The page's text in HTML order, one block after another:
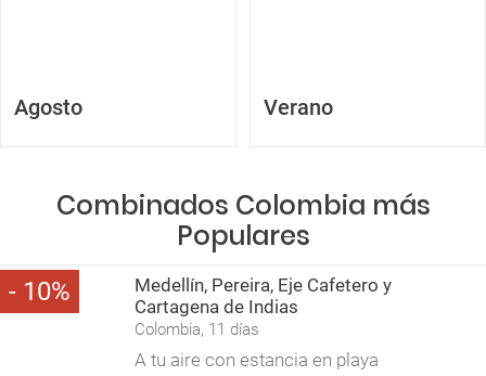
Agosto Verano
Combinados Colombia más
Populares
10
Medellín, Pereira, Eje Cafetero y
Cartagena de Indias
Colombia, 11 días
A tu aire con estancia en playa